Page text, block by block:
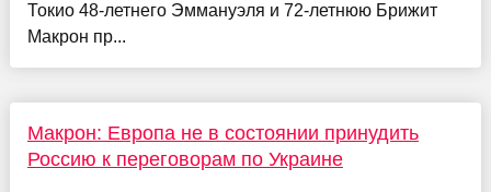
Токио 48-летнего Эммануэля и 72-летнюю Брижит
Макрон пр...
Макрон: Европа не в состоянии принудить
Россию к переговорам по Украине